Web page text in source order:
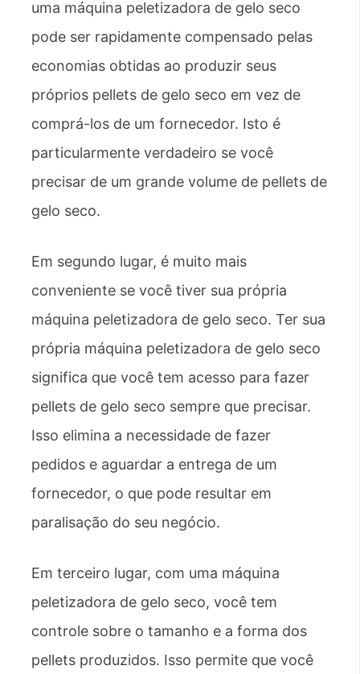
uma máquina peletizadora de gelo seco
pode ser rapidamente compensado pelas
economias obtidas ao produzir seus
próprios pellets de gelo seco em vez de
comprá-los de um fornecedor. Isto é
particularmente verdadeiro se você
precisar de um grande volume de pellets de
gelo seco.
Em segundo lugar, é muito mais
conveniente se você tiver sua própria
máquina peletizadora de gelo seco. Ter sua
própria máquina peletizadora de gelo seco
significa que você tem acesso para fazer
pellets de gelo seco sempre que precisar.
Isso elimina a necessidade de fazer
pedidos e aguardar a entrega de um
fornecedor, o que pode resultar em
paralisação do seu negócio.
Em terceiro lugar, com uma máquina
peletizadora de gelo seco, você tem
controle sobre o tamanho e a forma dos
pellets produzidos. Isso permite que você